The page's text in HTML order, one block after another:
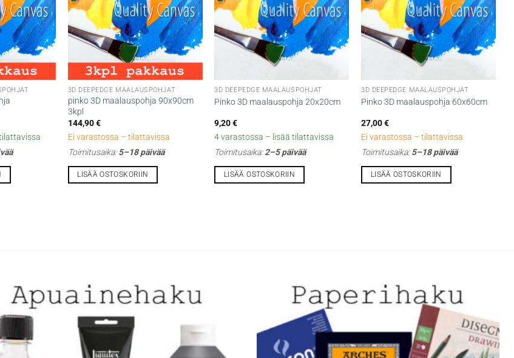
3D DEEPEDGE MAALAUSPOHJAT
pinko 3D maalauspohja 90x90cm
3kpl
144,90€
Ei varastossa – tilattavissa
Toimitusaika:5–18 päivää
LISÄÄ OSTOSKORIIN
3D DEEPEDGE MAALAUSPOHJAT
Pinko 3D maalauspohja 20x20cm
9,20€
4 varastossa – lisää tilattavissa
Toimitusaika:2–5 päivää
LISÄÄ OSTOSKORIIN
3D DEEPEDGE MAALAUSPOHJAT
Pinko 3D maalauspohja 60x60cm
27,00€
Ei varastossa – tilattavissa
Toimitusaika:5–18 päivää
LISÄÄ OSTOSKORIIN